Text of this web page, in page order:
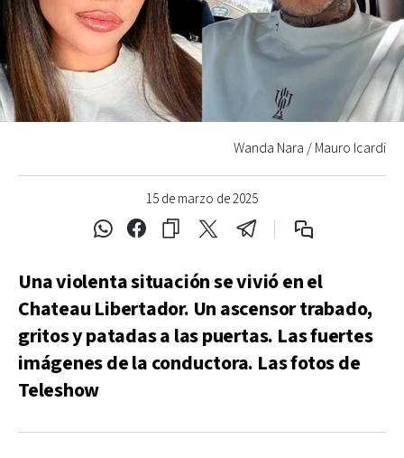
15 de marzo de 2025
Wanda Nara / Mauro Icardi
Una violenta situación se vivió en el
Chateau Libertador. Un ascensor trabado,
gritos y patadas a las puertas. Las fuertes
imágenes de la conductora. Las fotos de
Teleshow